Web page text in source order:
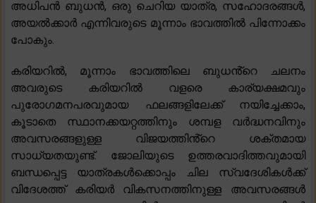
അധിപൻ ബുധൻ, ഒരു ചെറിയ യാത്ര, സഹോദരങ്ങൾ,
അയൽക്കാർ എന്നിവരുടെ മൂന്നാം ഭാവത്തിൽ പിന്നോക്കം
പോകും.
കരിയറിൽ, മൂന്നാം ഭാവത്തിലെ ബുധൻ്റെ ചലനം
അവരുടെ കരിയറിൽ വളരെ കാര്യക്ഷമവും
പുരോഗമനപരവുമായ ഫലങ്ങളിലേക്ക് നയിച്ചേക്കാം,
കൂടാതെ സ്ഥാനക്കയറ്റത്തിനും ശമ്പള വർദ്ധനവിനും
അവസരങ്ങളുള്ള വിജയത്തിൻ്റെ ശക്തമായ
സാധ്യതയുണ്ട്. ജോലിയുടെ ഉത്തരവാദിത്തവുമായി
ബന്ധപ്പെട്ട യാത്രകൾക്കൊപ്പം ചില സ്വദേശികൾക്ക്
വിദേശത്ത് കരിയർ വികസനത്തിനുള്ള അവസരങ്ങൾ